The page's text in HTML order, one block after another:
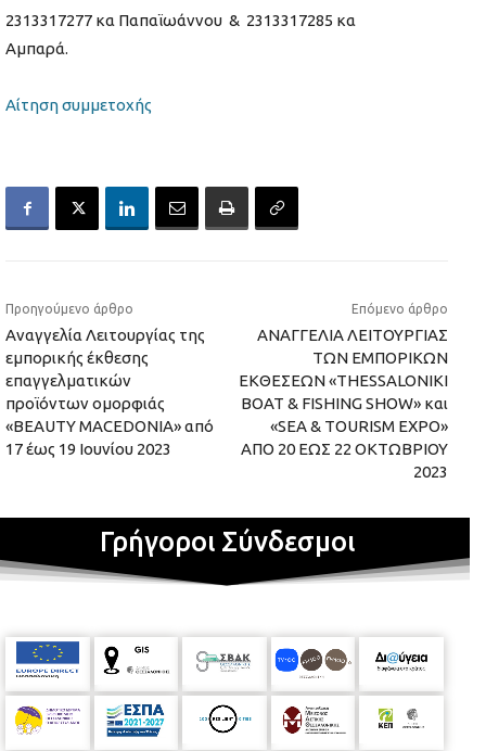
2313317277 κα Παπαϊωάννου & 2313317285 κα
Αμπαρά.
Αίτηση συμμετοχής
Προηγούμενο άρθρο
Αναγγελία Λειτουργίας της
εμπορικής έκθεσης
επαγγελματικών
προϊόντων ομορφιάς
«BEAUTY MACEDONIA» από
17 έως 19 Ιουνίου 2023
Επόμενο άρθρο
ΑΝΑΓΓΕΛΙΑ ΛΕΙΤΟΥΡΓΙΑΣ
ΤΩΝ ΕΜΠΟΡΙΚΩΝ
ΕΚΘΕΣΕΩΝ «THESSALONIKI
BOAT & FISHING SHOW» και
«SEA & TOURISM EXPO»
ΑΠΟ 20 ΕΩΣ 22 ΟΚΤΩΒΡΙΟΥ
2023
Γρήγοροι Σύνδεσμοι